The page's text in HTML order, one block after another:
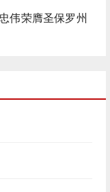
伟荣膺圣保罗州